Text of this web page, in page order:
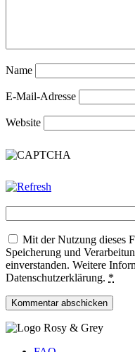
Name
E-Mail-Adresse
Website
Mit der Nutzung dieses
Speicherung und
einverstanden. Weitere
Datenschutzerklärung. *